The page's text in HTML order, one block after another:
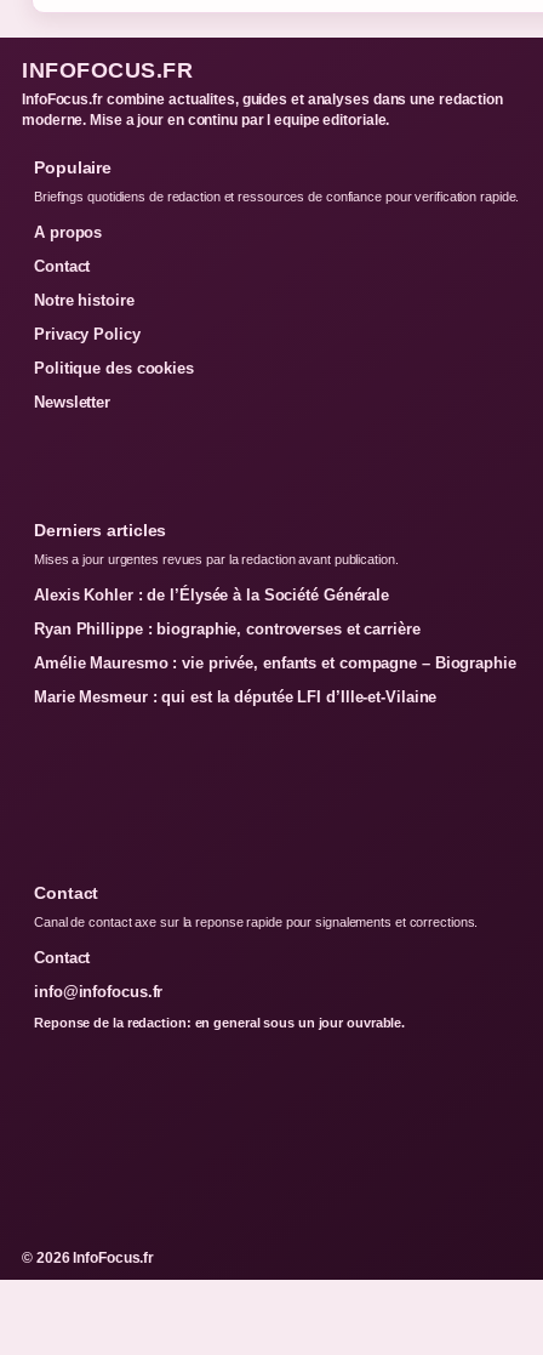
INFOFOCUS.FR
InfoFocus.fr combine actualites, guides et analyses dans une redaction
moderne. Mise a jour en continu par l equipe editoriale.
Populaire
Briefings quotidiens de redaction et ressources de confiance pour verification rapide.
A propos
Contact
Notre histoire
Privacy Policy
Politique des cookies
Newsletter
Derniers articles
Mises a jour urgentes revues par la redaction avant publication.
Alexis Kohler : de l’Élysée à la Société Générale
Ryan Phillippe : biographie, controverses et carrière
Amélie Mauresmo : vie privée, enfants et compagne – Biographie
Marie Mesmeur : qui est la députée LFI d’Ille-et-Vilaine
Contact
Canal de contact axe sur la reponse rapide pour signalements et corrections.
Contact
info@infofocus.fr
Reponse de la redaction: en general sous un jour ouvrable.
© 2026 InfoFocus.fr